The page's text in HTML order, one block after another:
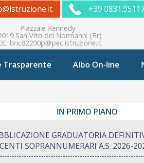
+39
Piazzale Kennedy
San Vito dei Normanni (Br)
bric82200p@pec.istruzione.it
Trasparente Albo On-line
IN PRIMO PIANO
GRADUATORIA
SOPRANNUMERARI A.S. 2026-